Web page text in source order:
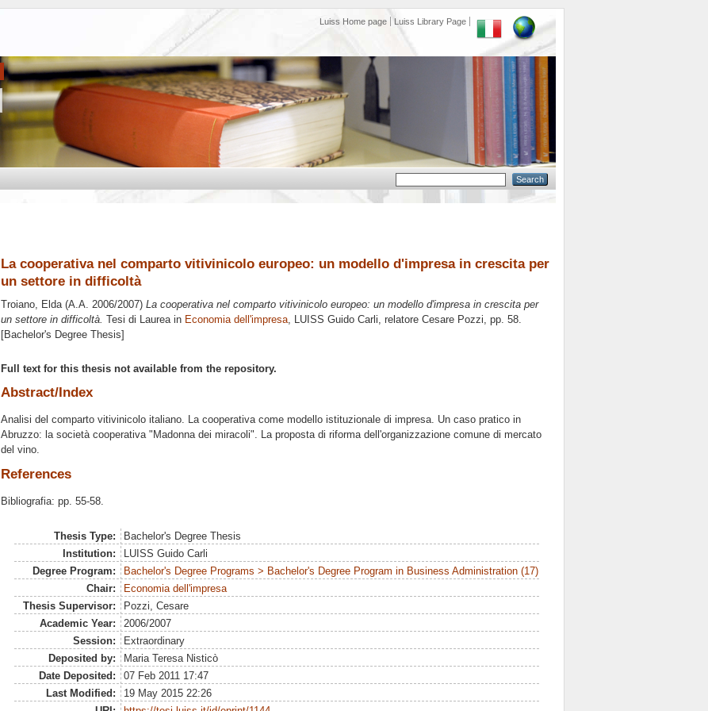
Luiss Home page Luiss Library Page
La cooperativa nel comparto vitivinicolo europeo: un modello d'impresa in crescita per
un settore in difficoltà
Troiano, Elda(A.A. 2006/2007) La cooperativa nel comparto vitivinicolo europeo: un modello d'impresa in crescita per
un settore in difficoltà. Tesi di Laurea in Economia dell'impresa, LUISS Guido Carli, relatore Cesare Pozzi, pp. 58.
[Bachelor's Degree Thesis]
Full text for this thesis not available from the repository.
Abstract/Index
Analisi del comparto vitivinicolo italiano. La cooperativa come modello istituzionale di impresa. Un caso pratico in
Abruzzo: la società cooperativa "Madonna dei miracoli". La proposta di riforma dell'organizzazione comune di mercato
del vino.
References
Bibliografia: pp. 55-58.
Thesis Type:
Bachelor's Degree Thesis
Institution:
LUISS Guido Carli
Degree Program:
Bachelor's Degree Programs > Bachelor's Degree Program in Business Administration (17)
Chair:
Economia dell'impresa
Thesis Supervisor:
Pozzi, Cesare
Academic Year:
2006/2007
Session:
Extraordinary
Deposited by:
Maria Teresa Nisticò
Date Deposited:
07 Feb 2011 17:47
Last Modified:
19 May 2015 22:26